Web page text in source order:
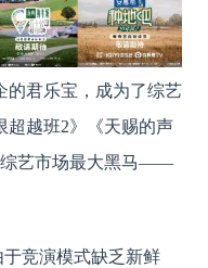
的君乐宝，成为了综艺
超越班2》《天赐的声
综艺市场最大黑马——
竞演模式缺乏新鲜